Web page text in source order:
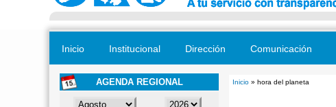
Inicio Institucional Dirección Comunicación
AGENDA REGIONAL Inicio » hora del planeta